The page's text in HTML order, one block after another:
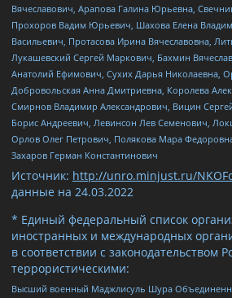
Вячеславович, Арапова Галина Юрьевна,
Прохоров Вадим Юрьевич, Шахова Елена
Васильевич, Протасова Ирина Вячеславовна,
Лукашевский Сергей Маркович, Бахмин
Анатолий Ефимович, Сухих Дарья Николаевна,
Добровольская Анна Дмитриевна, Королева
Смирнов Владимир Александрович, Вицин
Борис Андреевич, Левинсон Лев Семенович,
Орлов Олег Петрович, Полякова Мара
Захаров Герман Константинович
Источник: http://unro.minjust.ru/
данные на 24.03.2022
* Единый федеральный список
иностранных и международных
в соответствии с законодательством
террористическими:
Высший военный Маджлисуль Шура